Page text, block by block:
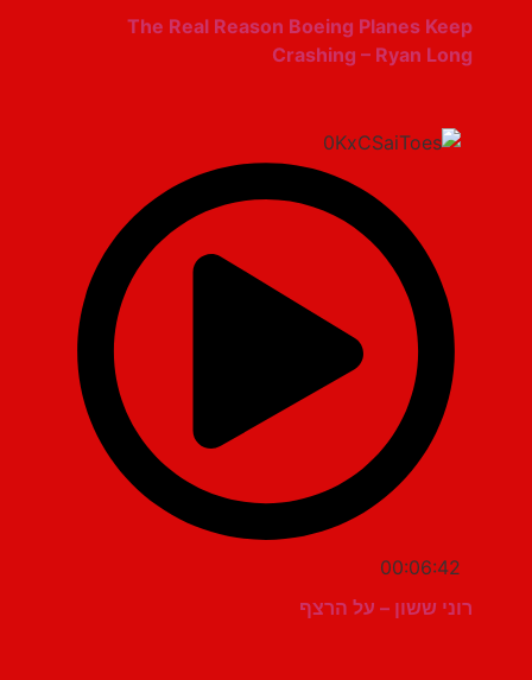
The Real Reason Boeing Planes Keep
Crashing – Ryan Long
00:06:42
רוני ששון – על הרצף